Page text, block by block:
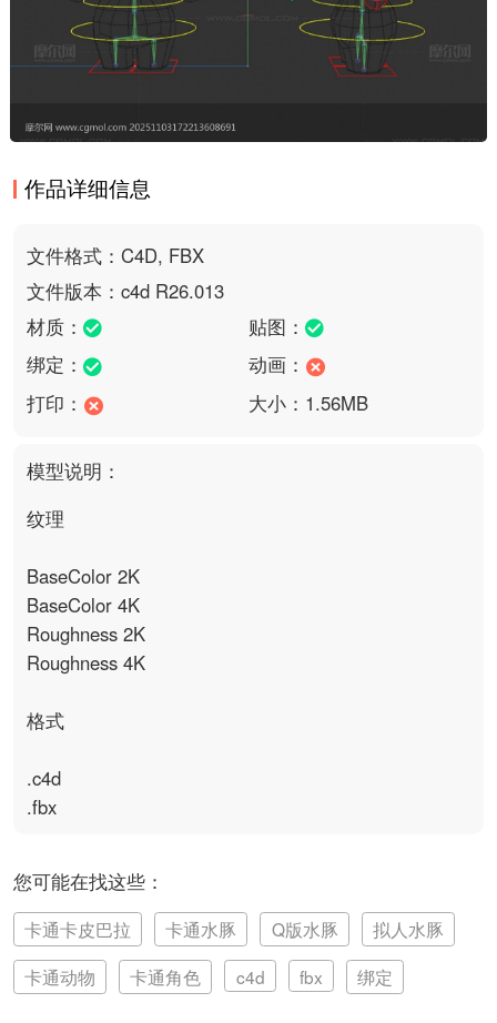
作品详细信息
文件格式：C4D, FBX
文件版本：c4d R26.013
材质：
贴图：
绑定：
动画：
打印：
大小：1.56MB
模型说明：
纹理
BaseColor 2K
BaseColor 4K
Roughness 2K
Roughness 4K
格式
.c4d
.fbx
您可能在找这些：
卡通卡皮巴拉 卡通水豚 Q版水豚
拟人水豚
卡通动物
卡通角色 c4d fbx 绑定